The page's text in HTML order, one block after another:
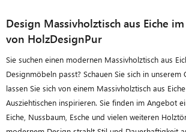
Design Massivholztisch aus Eiche
von HolzDesignPur
Sie suchen einen modernen Massivholztisch aus
Designmöbeln passt? Schauen Sie sich in unserem
lassen Sie sich von einem Massivholztisch aus
Ausziehtischen inspirieren. Sie finden im Angebot
Eiche, Nussbaum, Esche und vielen weiteren